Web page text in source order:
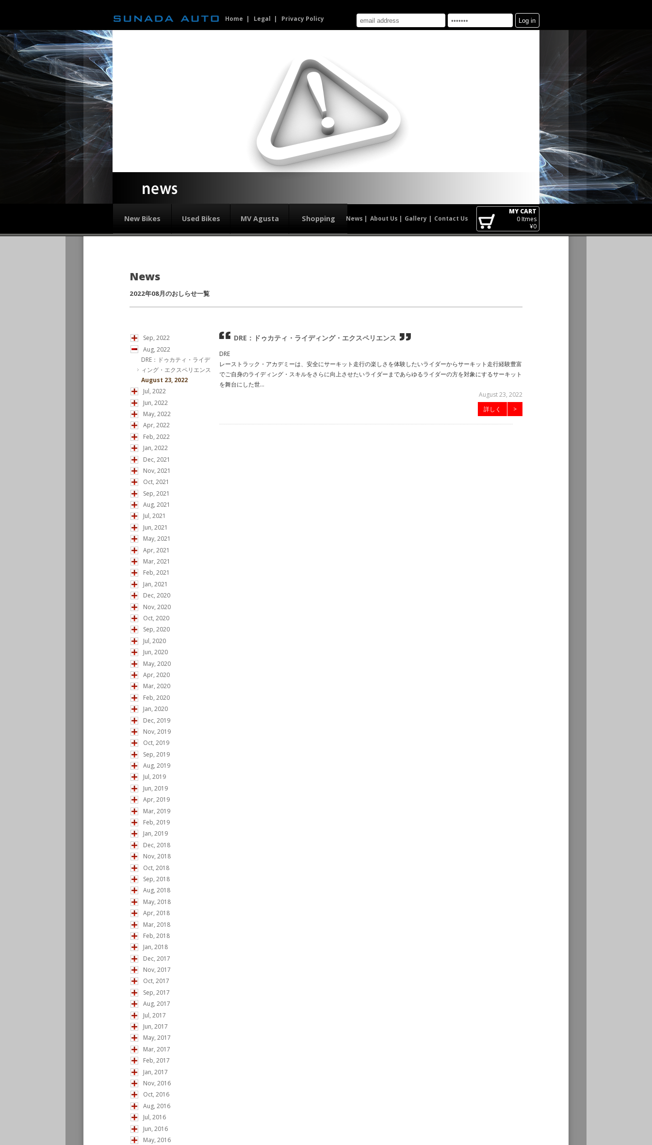
Home Legal Privacy Policy
New Bikes Used Bikes MV Agusta Shopping News About Us Gallery Contact Us
MY CART
0Itmes
¥0
News
2022年08月のおしらせ一覧
Sep, 2022
Aug, 2022
DRE：ドゥカティ・ライデ
ィング・エクスペリエンス
August 23, 2022
Jul, 2022
Jun, 2022
May, 2022
Apr, 2022
Feb, 2022
Jan, 2022
Dec, 2021
Nov, 2021
Oct, 2021
Sep, 2021
Aug, 2021
Jul, 2021
Jun, 2021
May, 2021
Apr, 2021
Mar, 2021
Feb, 2021
Jan, 2021
Dec, 2020
Nov, 2020
Oct, 2020
Sep, 2020
Jul, 2020
Jun, 2020
May, 2020
Apr, 2020
Mar, 2020
Feb, 2020
Jan, 2020
Dec, 2019
Nov, 2019
Oct, 2019
Sep, 2019
Aug, 2019
Jul, 2019
Jun, 2019
Apr, 2019
Mar, 2019
Feb, 2019
Jan, 2019
Dec, 2018
Nov, 2018
Oct, 2018
Sep, 2018
Aug, 2018
May, 2018
Apr, 2018
Mar, 2018
Feb, 2018
Jan, 2018
Dec, 2017
Nov, 2017
Oct, 2017
Sep, 2017
Aug, 2017
Jul, 2017
Jun, 2017
May, 2017
Mar, 2017
Feb, 2017
Jan, 2017
Nov, 2016
Oct, 2016
Aug, 2016
Jul, 2016
Jun, 2016
May, 2016
DRE：ドゥカティ・ライディング・エクスペリエンス
DRE
レーストラック・アカデミーは、安全にサーキット走行の楽しさを体験したいライダーからサーキット走行経験豊富
でご自身のライディング・スキルをさらに向上させたいライダーまであらゆるライダーの方を対象にするサーキット
を舞台にした世...
August 23, 2022
詳しく
>